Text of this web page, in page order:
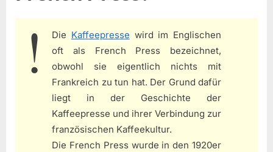
Die Kaffeepresse wird im Englischen
oft als French Press bezeichnet,
obwohl sie eigentlich nichts mit
Frankreich zu tun hat. Der Grund dafür
liegt in der Geschichte der
Kaffeepresse und ihrer Verbindung zur
französischen Kaffeekultur.
Die French Press wurde in den 1920er